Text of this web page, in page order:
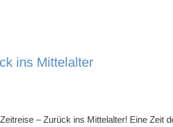
ins Mittelalter
– Zurück ins Mittelalter! Eine Zeit